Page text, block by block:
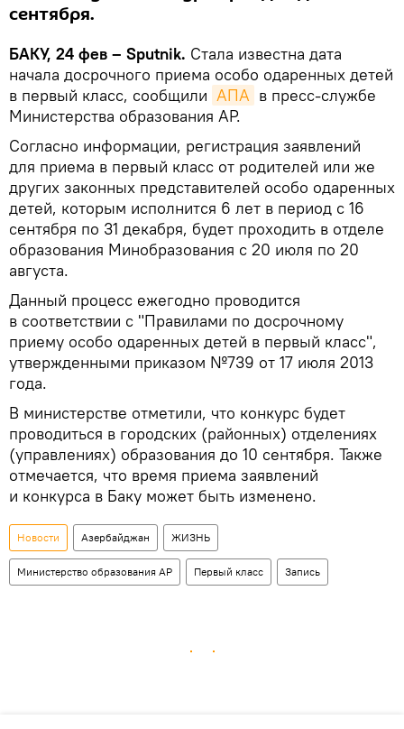
сентября.
БАКУ, 24 фев – Sputnik. Стала известна дата
начала досрочного приема особо одаренных детей
в первый класс, сообщили АПА в пресс-службе
Министерства образования АР.
Согласно информации, регистрация заявлений
для приема в первый класс от родителей или же
других законных представителей особо одаренных
детей, которым исполнится 6 лет в период с 16
сентября по 31 декабря, будет проходить в отделе
образования Минобразования с 20 июля по 20
августа.
Данный процесс ежегодно проводится
в соответствии с "Правилами по досрочному
приему особо одаренных детей в первый класс",
утвержденными приказом №739 от 17 июля 2013
года.
В министерстве отметили, что конкурс будет
проводиться в городских (районных) отделениях
(управлениях) образования до 10 сентября. Также
отмечается, что время приема заявлений
и конкурса в Баку может быть изменено.
Новости Азербайджан ЖИЗНЬ
Министерство образования АР Первый класс Запись